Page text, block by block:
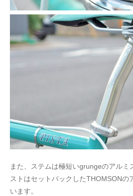
また、ステムは極短いgrungeのアルミ
ストはセットバックしたTHOMSONの
います。